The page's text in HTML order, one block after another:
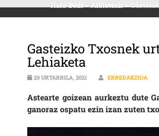
Hala Bedi>Albisteak>
Gasteizko Txosnek
Lehiaketa
20 URTARRILA, 2021 ERREDAKZIOA
Astearte goizean aurkeztu dute
ganoraz ospatu ezin izan zuten